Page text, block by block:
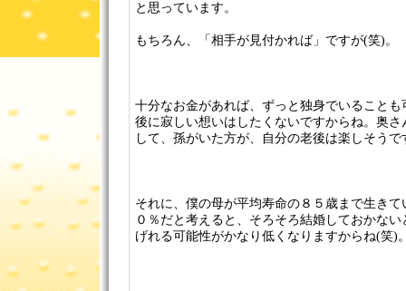
と思っています。
もちろん、「相手が見付かれば」ですが(笑)。
十分なお金があれば、ずっと独身でいること
後に寂しい想いはしたくないですからね。奥
して、孫がいた方が、自分の老後は楽しそうで
それに、僕の母が平均寿命の８５歳まで生き
０％だと考えると、そろそろ結婚しておかな
げれる可能性がかなり低くなりますからね(笑)